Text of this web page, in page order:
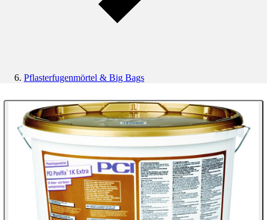
Pflasterfugenmörtel & Big Bags